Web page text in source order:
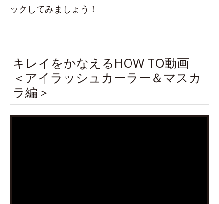
ックしてみましょう！
キレイをかなえるHOW TO動画
＜アイラッシュカーラー＆マスカ
ラ編＞